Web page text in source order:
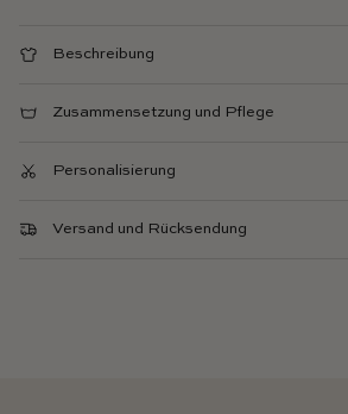
Beschreibung
Zusammensetzung und Pflege
Personalisierung
Versand und Rücksendung